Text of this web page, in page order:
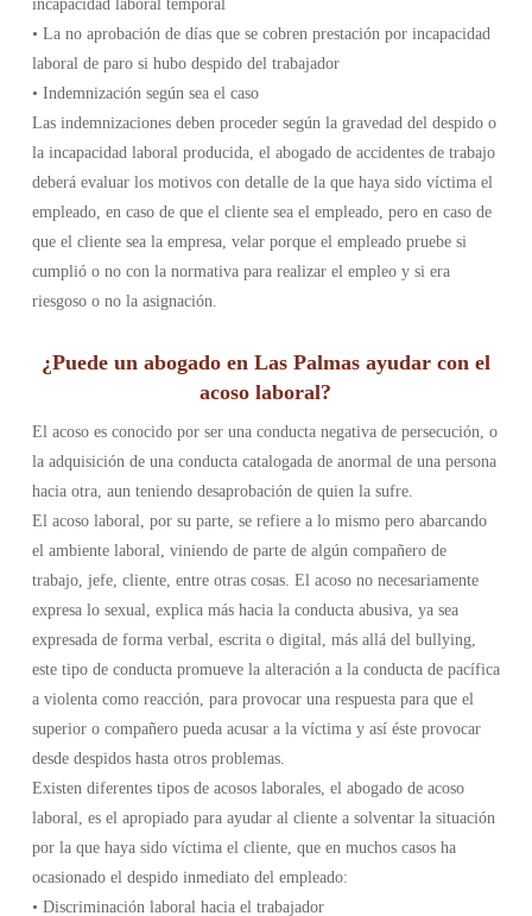
incapacidad laboral temporal
• La no aprobación de días que se cobren prestación por incapacidad
laboral de paro si hubo despido del trabajador
• Indemnización según sea el caso
Las indemnizaciones deben proceder según la gravedad del despido o
la incapacidad laboral producida, el abogado de accidentes de trabajo
deberá evaluar los motivos con detalle de la que haya sido víctima el
empleado, en caso de que el cliente sea el empleado, pero en caso de
que el cliente sea la empresa, velar porque el empleado pruebe si
cumplió o no con la normativa para realizar el empleo y si era
riesgoso o no la asignación.
¿Puede un abogado en Las Palmas ayudar con el
acoso laboral?
El acoso es conocido por ser una conducta negativa de persecución, o
la adquisición de una conducta catalogada de anormal de una persona
hacia otra, aun teniendo desaprobación de quien la sufre.
El acoso laboral, por su parte, se refiere a lo mismo pero abarcando
el ambiente laboral, viniendo de parte de algún compañero de
trabajo, jefe, cliente, entre otras cosas. El acoso no necesariamente
expresa lo sexual, explica más hacia la conducta abusiva, ya sea
expresada de forma verbal, escrita o digital, más allá del bullying,
este tipo de conducta promueve la alteración a la conducta de pacífica
a violenta como reacción, para provocar una respuesta para que el
superior o compañero pueda acusar a la víctima y así éste provocar
desde despidos hasta otros problemas.
Existen diferentes tipos de acosos laborales, el abogado de acoso
laboral, es el apropiado para ayudar al cliente a solventar la situación
por la que haya sido víctima el cliente, que en muchos casos ha
ocasionado el despido inmediato del empleado:
• Discriminación laboral hacia el trabajador